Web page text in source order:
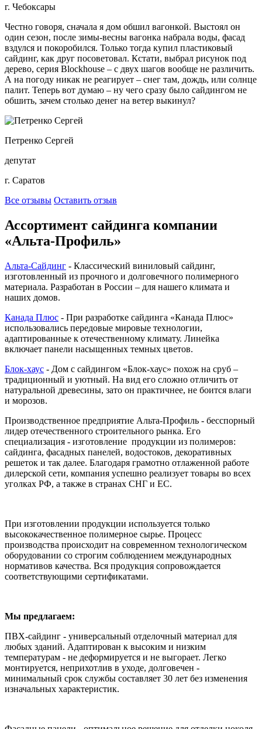
г. Чебоксары
Честно говоря, сначала я дом обшил вагонкой. Выстоял он
один сезон, после зимы-весны вагонка набрала воды, фасад
вздулся и покоробился. Только тогда купил пластиковый
сайдинг, как друг посоветовал. Кстати, выбрал рисунок под
дерево, серия Blockhouse – с двух шагов вообще не различить.
А на погоду никак не реагирует – снег там, дождь, или солнце
палит. Теперь вот думаю – ну чего сразу было сайдингом не
обшить, зачем столько денег на ветер выкинул?
Петренко Сергей
депутат
г. Саратов
Все отзывы Оставить отзыв
Ассортимент сайдинга компании
«Альта-Профиль»
Альта-Сайдинг - Классический виниловый сайдинг,
изготовленный из прочного и долговечного полимерного
материала. Разработан в России – для нашего климата и
наших домов.
Канада Плюс - При разработке сайдинга «Канада Плюс»
использовались передовые мировые технологии,
адаптированные к отечественному климату. Линейка
включает панели насыщенных темных цветов.
Блок-хаус - Дом с сайдингом «Блок-хаус» похож на сруб –
традиционный и уютный. На вид его сложно отличить от
натуральной древесины, зато он практичнее, не боится влаги
и морозов.
Производственное предприятие Альта-Профиль - бесспорный
лидер отечественного строительного рынка. Его
специализация - изготовление продукции из полимеров:
сайдинга, фасадных панелей, водостоков, декоративных
решеток и так далее. Благодаря грамотно отлаженной работе
дилерской сети, компания успешно реализует товары во всех
уголках РФ, а также в странах СНГ и ЕС.
При изготовлении продукции используется только
высококачественное полимерное сырье. Процесс
производства происходит на современном технологическом
оборудовании со строгим соблюдением международных
нормативов качества. Вся продукция сопровождается
соответствующими сертификатами.
Мы предлагаем:
ПВХ-сайдинг - универсальный отделочный материал для
любых зданий. Адаптирован к высоким и низким
температурам - не деформируется и не выгорает. Легко
монтируется, неприхотлив в уходе, долговечен -
минимальный срок службы составляет 30 лет без изменения
изначальных характеристик.